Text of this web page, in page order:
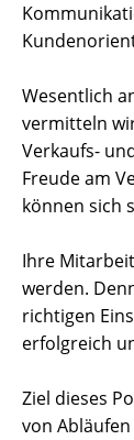
Wesentlich
vermitteln
Verkaufs-
Freude am
können sich
Ihre
werden.
richtigen
erfolgreich
Ziel dieses
von